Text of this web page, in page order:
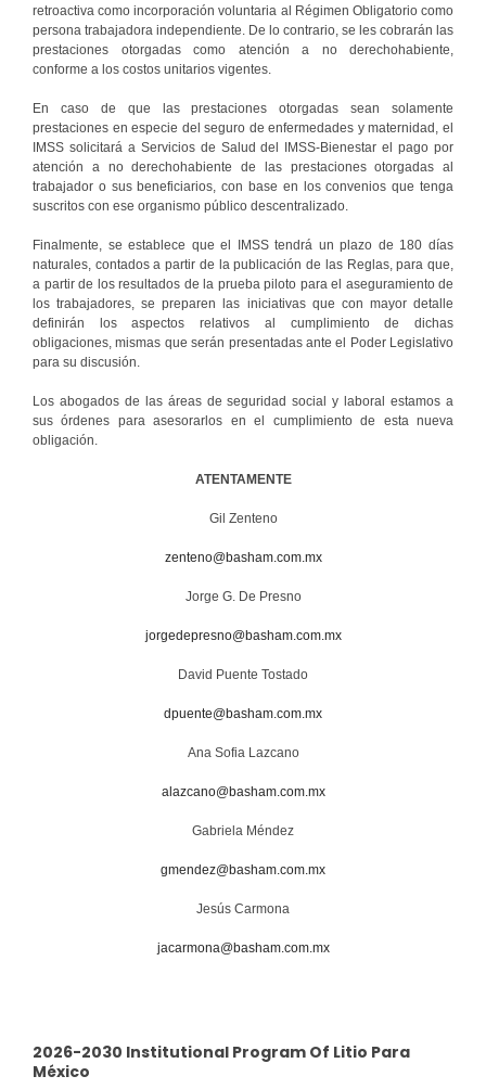
retroactiva como incorporación voluntaria al Régimen Obligatorio como
persona trabajadora independiente. De lo contrario, se les cobrarán las
prestaciones otorgadas como atención a no derechohabiente,
conforme a los costos unitarios vigentes.
En caso de que las prestaciones otorgadas sean solamente
prestaciones en especie del seguro de enfermedades y maternidad, el
IMSS solicitará a Servicios de Salud del IMSS-Bienestar el pago por
atención a no derechohabiente de las prestaciones otorgadas al
trabajador o sus beneficiarios, con base en los convenios que tenga
suscritos con ese organismo público descentralizado.
Finalmente, se establece que el IMSS tendrá un plazo de 180 días
naturales, contados a partir de la publicación de las Reglas, para que,
a partir de los resultados de la prueba piloto para el aseguramiento de
los trabajadores, se preparen las iniciativas que con mayor detalle
definirán los aspectos relativos al cumplimiento de dichas
obligaciones, mismas que serán presentadas ante el Poder Legislativo
para su discusión.
Los abogados de las áreas de seguridad social y laboral estamos a
sus órdenes para asesorarlos en el cumplimiento de esta nueva
obligación.
ATENTAMENTE
Gil Zenteno
zenteno@basham.com.mx
Jorge G. De Presno
jorgedepresno@basham.com.mx
David Puente Tostado
dpuente@basham.com.mx
Ana Sofia Lazcano
alazcano@basham.com.mx
Gabriela Méndez
gmendez@basham.com.mx
Jesús Carmona
jacarmona@basham.com.mx
2026-2030 Institutional Program Of Litio Para
México